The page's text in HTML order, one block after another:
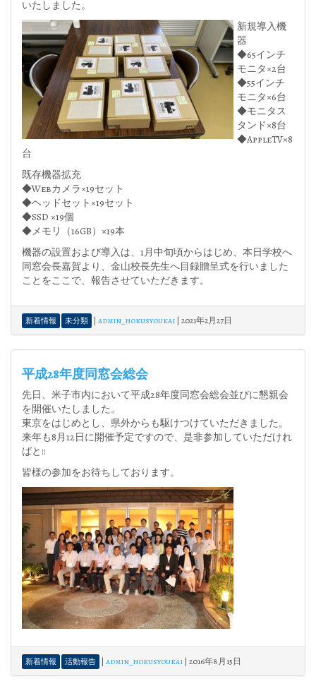
いたしました。
新規導入機
器
◆65インチ
モニタ×2台
◆55インチ
モニタ×6台
◆モニタス
タンド×8台
◆AppleTV×8
台
既存機器拡充
◆Webカメラ×19セット
◆ヘッドセット×19セット
◆SSD ×19個
◆メモリ（16GB）×19本
機器の設置および導入は、1月中旬頃からはじめ、本日学校へ
同窓会長嘉賀より、金山校長先生へ目録贈呈式を行いました
ことをここで、報告させていただきます。
新着情報 未分類 | admin_hokusyoukai | 2021年2月27日
平成28年度同窓会総会
先日、米子市内において平成28年度同窓会総会並びに懇親会
を開催いたしました。
東京をはじめとし、県外からも駆けつけていただきました。
来年も8月12日に開催予定ですので、是非参加していただけれ
ばと!!
皆様の参加をお待ちしております。
新着情報 活動報告 | admin_hokusyoukai | 2016年8月15日